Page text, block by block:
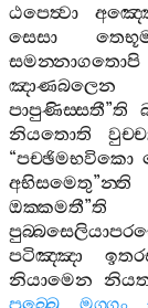
ඨපෙත්‍වා
සෙසා
සමන‍්නාගතොපි
ඤාණබලෙන
පාපුණිස‍්සතී”ති
නියතොති
“පච‍්ඡිමභවිකො
අභිසමෙතු”න‍්ති
ඔක‍්කමතී”ති
පටිඤ‍්ඤා
නියාමෙන